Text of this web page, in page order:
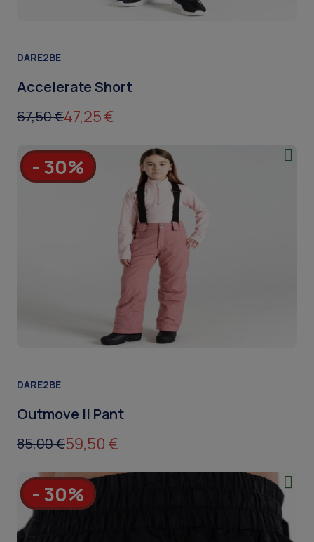
DARE2BE
Accelerate Short
67,50 €47,25 €
- 30%
DARE2BE
Outmove II Pant
85,00 €59,50 €
- 30%